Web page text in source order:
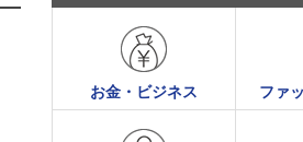
お金・ビジネス ファ